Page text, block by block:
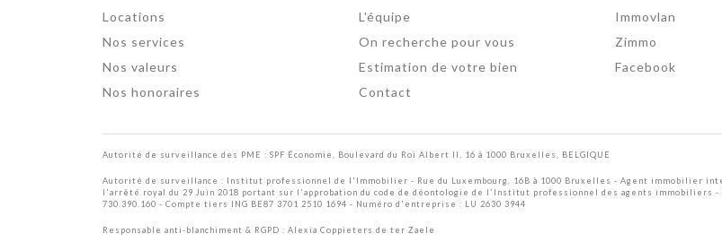
Locations
Nos services
Nos valeurs
Nos honoraires
L'équipe
On recherche pour vous
Estimation de votre bien
Contact
Immovlan
Zimmo
Facebook
Autorité de surveillance des PME : SPF Économie, Boulevard du Roi Albert II, 16 à 1000 Bruxelles, BELGIQUE
Autorité de surveillance : Institut professionnel de l'Immobilier - Rue du Luxembourg, 16B à 1000 Bruxelles - Agent immobilier
l'arrêté royal du 29 Juin 2018 portant sur l'approbation du code de déontologie de l'Institut professionnel des agents immobiliers -
730.390.160 - Compte tiers ING BE87 3701 2510 1694 - Numéro d'entreprise : LU 2630 3944
Responsable anti-blanchiment & RGPD : Alexia Coppieters de ter Zaele